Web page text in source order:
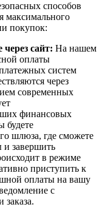
способов
максимального
покупок:
сайт: На нашем
оплаты
систем
через
современных
финансовых
будете
шлюза, где сможете
и завершить
в режиме
приступить к
оплаты на вашу
с
заказа.